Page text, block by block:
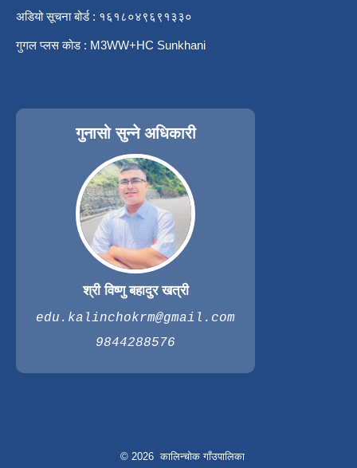
अडियो सूचना बोर्ड : १६१८०४९६९१३३०
गुगल प्लस कोड : M3WW+HC Sunkhani
गुनासो सुन्ने अधिकारी
श्री विष्णु बहादुर खत्री
edu.kalinchokrm@gmail.com
9844288576
© 2026 कालिन्चोक गाँउपालिका